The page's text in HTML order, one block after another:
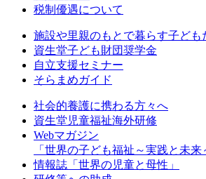
税制優遇について
施設や里親のもとで暮らす子ども
資生堂子ども財団奨学金
自立支援セミナー
そらまめガイド
社会的養護に携わる方々へ
資生堂児童福祉海外研修
Webマガジン
「世界の子ども福祉～実践と未来
情報誌「世界の児童と母性」